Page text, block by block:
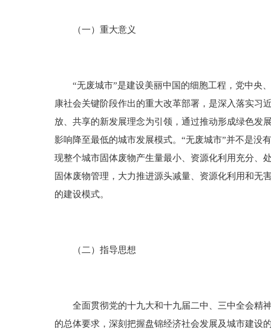
（一）重大意义
“无废城市”是建设美丽中国的细胞工程，党中央、
康社会关键阶段作出的重大改革部署，是深入落实习
放、共享的新发展理念为引领，通过推动形成绿色发
影响降至最低的城市发展模式。“无废城市”并不是没
现整个城市固体废物产生量最小、资源化利用充分、
固体废物管理，大力推进源头减量、资源化利用和无
的建设模式。
（二）指导思想
全面贯彻党的十九大和十九届二中、三中全会精神
的总体要求，深刻把握盘锦经济社会发展及城市建设